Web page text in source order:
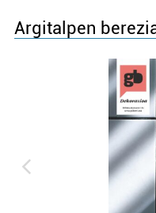
Argitalpen